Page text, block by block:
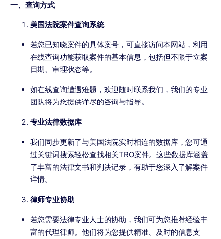
一、查询方式
美国法院案件查询系统
若您已知晓案件的具体案号，可直接访问本网站，利用
在线查询功能获取案件的基本信息，包括但不限于立案
日期、审理状态等。
如在线查询遭遇难题，欢迎随时联系我们，我们的专业
团队将为您提供详尽的咨询与指导。
专业法律数据库
我们同步更新了与美国法院实时相连的数据库，您可通
过关键词搜索轻松查找相关TRO案件。这些数据库涵盖
了丰富的法律文书和判决记录，有助于您深入了解案件
详情。
律师专业协助
若您需要法律专业人士的协助，我们可为您推荐经验丰
富的代理律师。他们将为您提供精准、及时的信息支